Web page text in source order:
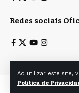
Ao utilizar este site,
Política de
Redes sociais
Todos os direitos